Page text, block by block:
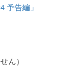
予告編」
ん）